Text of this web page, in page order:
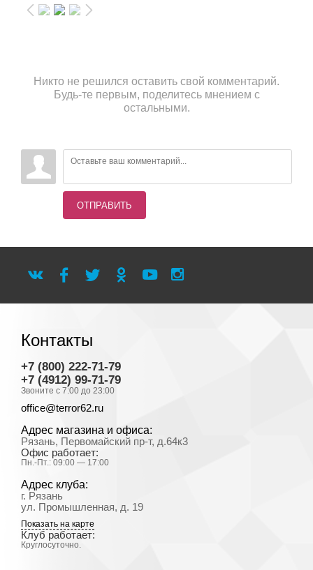
Никто не решился оставить свой комментарий.
Будь-те первым, поделитесь мнением с
остальными.
ОТПРАВИТЬ
Контакты
+7 (800) 222-71-79
+7 (4912) 99-71-79
Звоните с 7:00 до 23:00
office@terror62.ru
Адрес магазина и офиса:
Рязань, Первомайский пр-т, д.64к3
Офис работает:
Пн.-Пт.: 09:00 — 17:00
Адрес клуба:
г. Рязань
ул. Промышленная, д. 19
Показать на карте
Клуб работает:
Круглосуточно.